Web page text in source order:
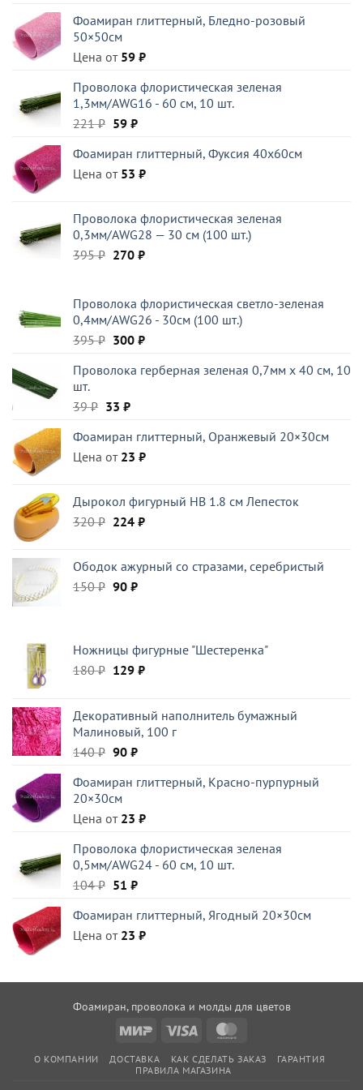
199 ₽.
Фоамиран глиттерный, Бледно-розовый
50×50см
Цена от 59 ₽
Проволока флористическая зеленая
1,3мм/AWG16 - 60 см, 10 шт.
221₽ Первоначальная
составляла
221 ₽.
59 ₽Текущая
59 ₽.
Фоамиран глиттерный, Фуксия 40x60см
Цена от 53 ₽
Проволока флористическая зеленая
0,3мм/AWG28 — 30 см (100 шт.)
395₽ Первоначальная
395 ₽.
270 ₽Текущая
Проволока флористическая светло-зеленая
0,4мм/AWG26 - 30см (100 шт.)
395₽ Первоначальная
составляла
300 ₽Текущая
300 ₽.
Проволока герберная зеленая 0,7мм x 40 см, 10
шт.
39₽ Первоначальная
составляла
39 ₽.
33 ₽Текущая
33 ₽.
Фоамиран глиттерный, Оранжевый 20×30см
Цена от 23 ₽
Дырокол фигурный HB 1.8 см Лепесток
320₽ Первоначальная
320 ₽.
224 ₽Текущая
Ободок ажурный со стразами, серебристый
150₽ Первоначальная
90 ₽Текущая
Ножницы фигурные "Шестеренка"
180₽ Первоначальная
180 ₽.
129 ₽Текущая
Декоративный наполнитель бумажный
Малиновый, 100 г
140₽ Первоначальная
составляла
140 ₽.
90 ₽Текущая
90 ₽.
Фоамиран глиттерный, Красно-пурпурный
20×30см
Цена от 23 ₽
Проволока флористическая зеленая
0,5мм/AWG24 - 60 см, 10 шт.
104₽ Первоначальная
составляла
104 ₽.
51 ₽Текущая
51 ₽.
Фоамиран глиттерный, Ягодный 20×30см
Цена от 23 ₽
Фоамиран, проволока и молды для цветов
Mir
Visa
О КОМПАНИИ ДОСТАВКА КАК СДЕЛАТЬ ЗАКАЗ
ГАРАНТИЯ
ПРАВИЛА МАГАЗИНА